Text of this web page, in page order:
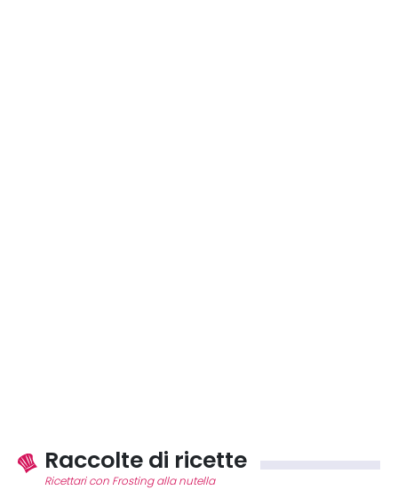
Raccolte di ricette
Ricettari con Frosting alla nutella